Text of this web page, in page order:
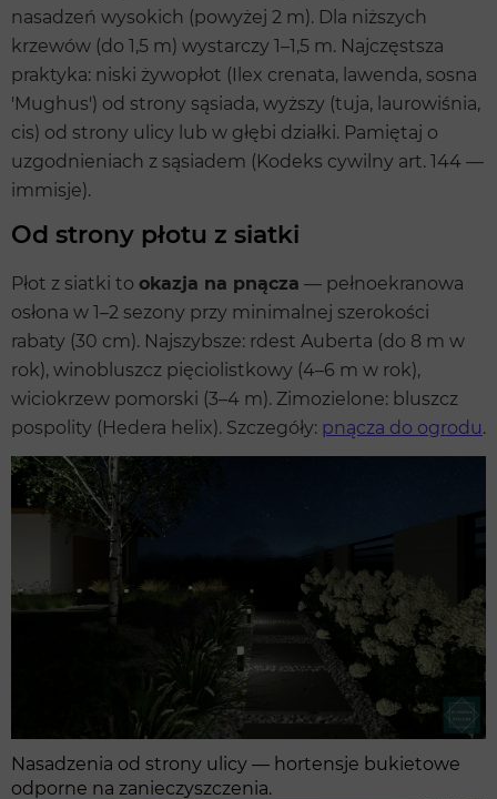
nasadzeń wysokich (powyżej 2 m). Dla niższych
krzewów (do 1,5 m) wystarczy 1–1,5 m. Najczęstsza
praktyka: niski żywopłot (Ilex crenata, lawenda, sosna
'Mughus') od strony sąsiada, wyższy (tuja, laurowiśnia,
cis) od strony ulicy lub w głębi działki. Pamiętaj o
uzgodnieniach z sąsiadem (Kodeks cywilny art. 144 —
immisje).
Od strony płotu z siatki
Płot z siatki to okazja na pnącza — pełnoekranowa
osłona w 1–2 sezony przy minimalnej szerokości
rabaty (30 cm). Najszybsze: rdest Auberta (do 8 m w
rok), winobluszcz pięciolistkowy (4–6 m w rok),
wiciokrzew pomorski (3–4 m). Zimozielone: bluszcz
pospolity (Hedera helix). Szczegóły: pnącza do ogrodu.
Nasadzenia od strony ulicy — hortensje bukietowe
odporne na zanieczyszczenia.